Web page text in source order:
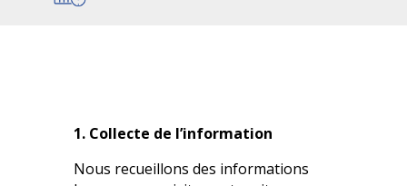
1. Collecte de l’information
Nous recueillons des informations